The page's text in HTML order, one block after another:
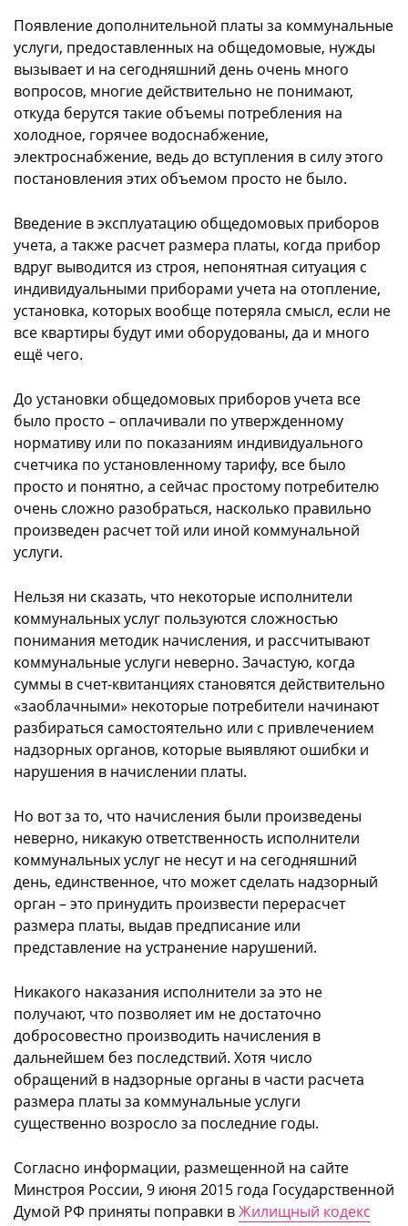
Появление дополнительной платы за коммунальные
услуги, предоставленных на общедомовые, нужды
вызывает и на сегодняшний день очень много
вопросов, многие действительно не понимают,
откуда берутся такие объемы потребления на
холодное, горячее водоснабжение,
электроснабжение, ведь до вступления в силу этого
постановления этих объемом просто не было.
Введение в эксплуатацию общедомовых приборов
учета, а также расчет размера платы, когда прибор
вдруг выводится из строя, непонятная ситуация с
индивидуальными приборами учета на отопление,
установка, которых вообще потеряла смысл, если не
все квартиры будут ими оборудованы, да и много
ещё чего.
До установки общедомовых приборов учета все
было просто – оплачивали по утвержденному
нормативу или по показаниям индивидуального
счетчика по установленному тарифу, все было
просто и понятно, а сейчас простому потребителю
очень сложно разобраться, насколько правильно
произведен расчет той или иной коммунальной
услуги.
Нельзя ни сказать, что некоторые исполнители
коммунальных услуг пользуются сложностью
понимания методик начисления, и рассчитывают
коммунальные услуги неверно. Зачастую, когда
суммы в счет-квитанциях становятся действительно
«заоблачными» некоторые потребители начинают
разбираться самостоятельно или с привлечением
надзорных органов, которые выявляют ошибки и
нарушения в начислении платы.
Но вот за то, что начисления были произведены
неверно, никакую ответственность исполнители
коммунальных услуг не несут и на сегодняшний
день, единственное, что может сделать надзорный
орган – это принудить произвести перерасчет
размера платы, выдав предписание или
представление на устранение нарушений.
Никакого наказания исполнители за это не
получают, что позволяет им не достаточно
добросовестно производить начисления в
дальнейшем без последствий. Хотя число
обращений в надзорные органы в части расчета
размера платы за коммунальные услуги
существенно возросло за последние годы.
Согласно информации, размещенной на сайте
Минстроя России, 9 июня 2015 года Государственной
Думой РФ приняты поправки вЖилищный кодекс